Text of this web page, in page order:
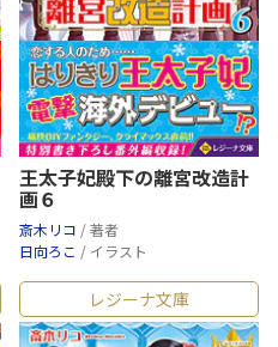
王太子妃殿下の離宮改造計
画６
斎木リコ / 著者
日向ろこ / イラスト
レジーナ文庫